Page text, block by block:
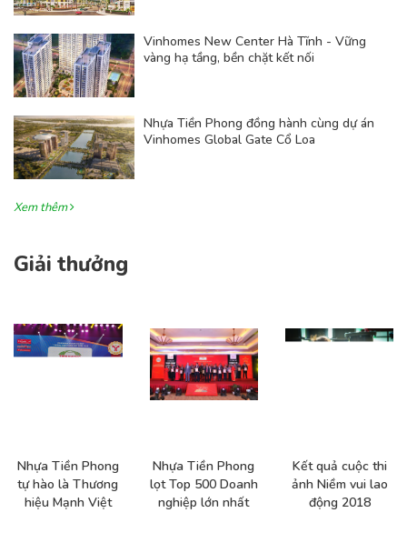
Vinhomes New Center Hà Tĩnh - Vững
vàng hạ tầng, bền chặt kết nối
Nhựa Tiền Phong đồng hành cùng dự án
Vinhomes Global Gate Cổ Loa
Xem thêm
Giải thưởng
Nhựa Tiền Phong
tự hào là Thương
hiệu Mạnh Việt
Nhựa Tiền Phong
lọt Top 500 Doanh
nghiệp lớn nhất
Kết quả cuộc thi
ảnh Niềm vui lao
động 2018